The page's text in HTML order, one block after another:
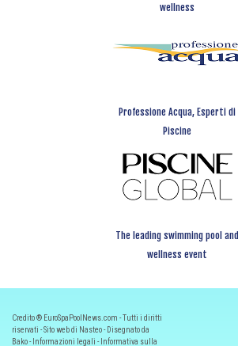
wellness
Professione Acqua, Esperti di
Piscine
The leading swimming pool and
wellness event
Credito ® EuroSpaPoolNews.com - Tutti i diritti
riservati - Sito web di Nasteo - Disegnato da
Bako - Informazioni legali - Informativa sulla